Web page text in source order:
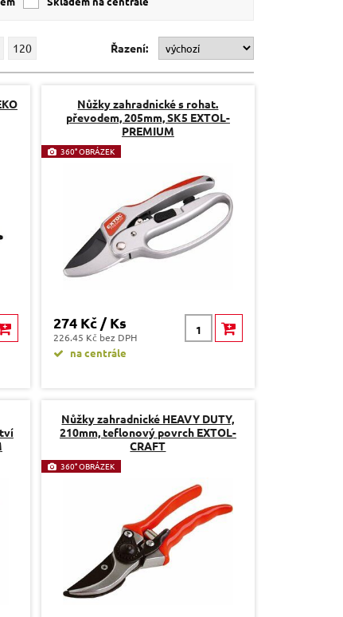
120 Řazení:
Nůžky zahradnické s rohat.
převodem, 205mm, SK5 EXTOL-
PREMIUM
360° OBRÁZEK
274 Kč / Ks
226.45 Kč bez DPH
na centrále
Nůžky zahradnické HEAVY DUTY,
210mm, teflonový povrch EXTOL-
CRAFT
360° OBRÁZEK